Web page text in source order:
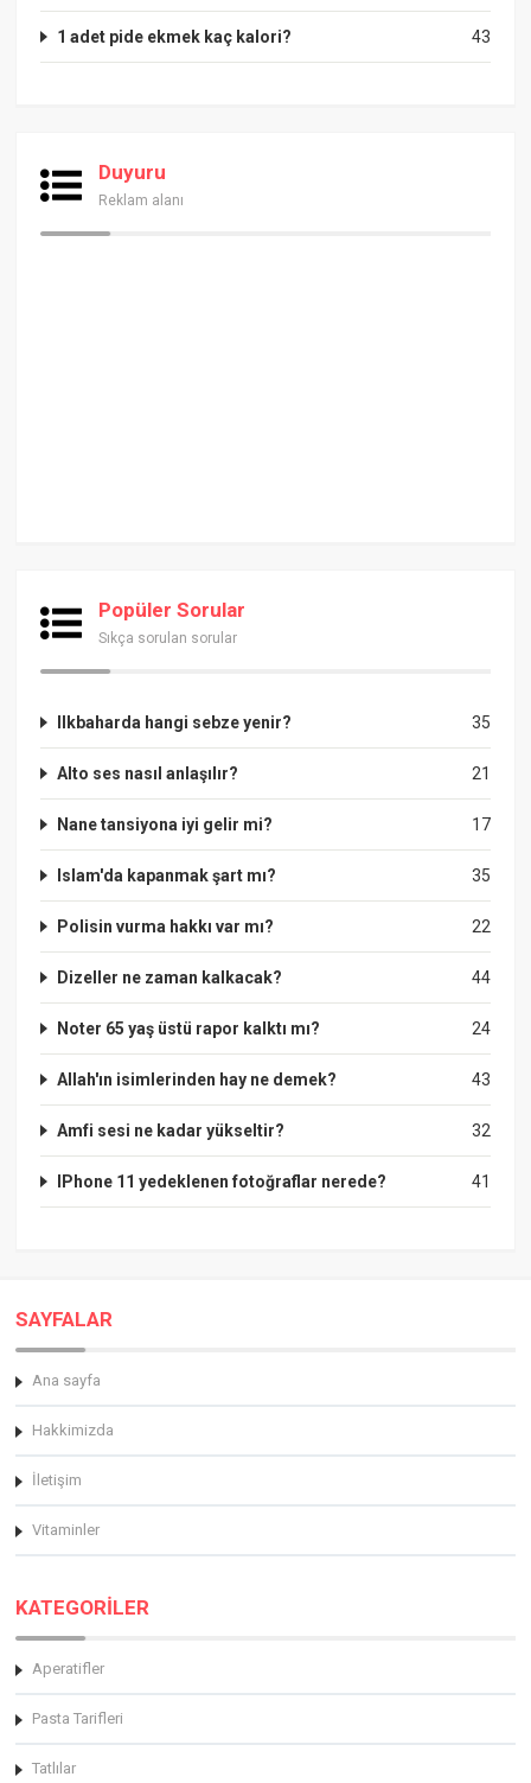
43
1 adet pide ekmek kaç kalori?
Duyuru
Reklam alanı
Popüler Sorular
Sıkça sorulan sorular
35
Ilkbaharda hangi sebze yenir?
21
Alto ses nasıl anlaşılır?
17
Nane tansiyona iyi gelir mi?
35
Islam'da kapanmak şart mı?
22
Polisin vurma hakkı var mı?
44
Dizeller ne zaman kalkacak?
24
Noter 65 yaş üstü rapor kalktı mı?
43
Allah'ın isimlerinden hay ne demek?
32
Amfi sesi ne kadar yükseltir?
41
IPhone 11 yedeklenen fotoğraflar nerede?
SAYFALAR
Ana sayfa
Hakkimizda
İletişim
Vitaminler
KATEGORİLER
Aperatifler
Pasta Tarifleri
Tatlılar